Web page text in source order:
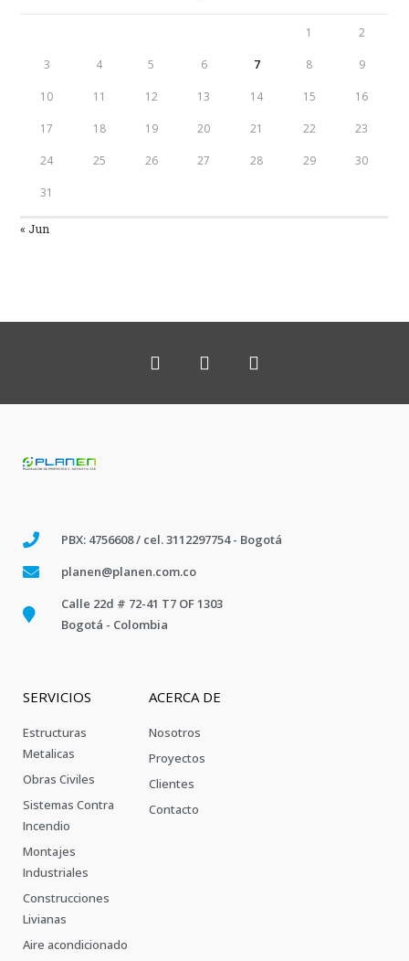
1 2
3 4 5 6 7 8 9
10 11 12 13 14 15 16
17 18 19 20 21 22 23
24 25 26 27 28 29 30
31
« Jun
PBX: 4756608 / cel. 3112297754 - Bogotá
planen@planen.com.co
Calle 22d # 72-41 T7 OF 1303
Bogotá - Colombia
SERVICIOS
Estructuras
Metalicas
Obras Civiles
Sistemas Contra
Incendio
Montajes
Industriales
Construcciones
Livianas
Aire acondicionado
ACERCA DE
Nosotros
Proyectos
Clientes
Contacto